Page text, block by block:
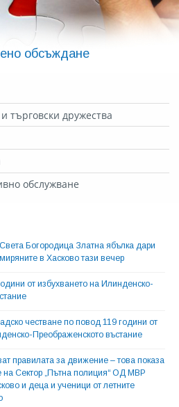
обсъждане
търговски дружества
обслужване
Богородица Златна ябълка дари
в Хасково тази вечер
от избухването на Илинденско-
честване по повод 119 години от
Преображенското въстание
правилата за движение – това показа
на Сектор „Пътна полиция“ ОД МВР
и деца и ученици от летните